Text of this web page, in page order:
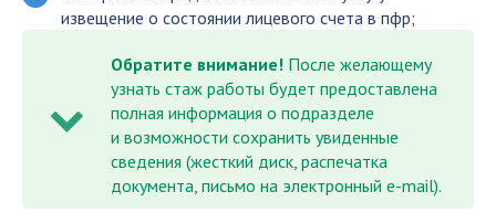
извещение о состоянии лицевого счета в пфр;
Обратите внимание! После желающему
узнать стаж работы будет предоставлена
полная информация о подразделе
и возможности сохранить увиденные
сведения (жесткий диск, распечатка
документа, письмо на электронный e-mail).